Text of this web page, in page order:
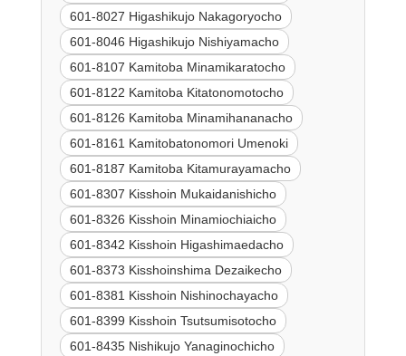
601-8027 Higashikujo Nakagoryocho
601-8046 Higashikujo Nishiyamacho
601-8107 Kamitoba Minamikaratocho
601-8122 Kamitoba Kitatonomotocho
601-8126 Kamitoba Minamihananacho
601-8161 Kamitobatonomori Umenoki
601-8187 Kamitoba Kitamurayamacho
601-8307 Kisshoin Mukaidanishicho
601-8326 Kisshoin Minamiochiaicho
601-8342 Kisshoin Higashimaedacho
601-8373 Kisshoinshima Dezaikecho
601-8381 Kisshoin Nishinochayacho
601-8399 Kisshoin Tsutsumisotocho
601-8435 Nishikujo Yanaginochicho